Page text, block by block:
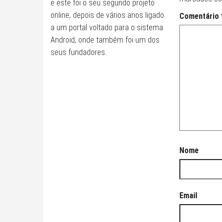
e este foi o seu segundo projeto
online, depois de vários anos ligado
a um portal voltado para o sistema
Android, onde também foi um dos
seus fundadores.
Comentário
Nome
Email